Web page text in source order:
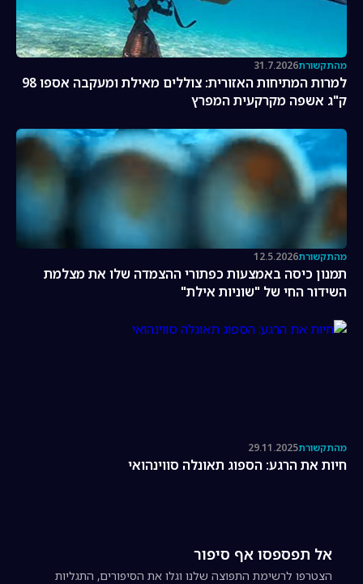
מהתקשורת31.7.2026
למרות המתיחות האזורית: צוללים מאילת ומעקבה אספו 98
ק"ג אשפה מקרקעית המפרץ
מהתקשורת12.5.2026
תמנון כיסה באמצעות כפתורי ההצמדה שלו את מצלמת
השידור החי של "שוניות אילת"
מהתקשורת29.11.2025
חיות את הרגע: הספוג תאונלה סווינהואי
אל תפספסו אף סיפור
הצטרפו לרשימת התפוצה שלנו וגלו את הסיפורים, התגליות